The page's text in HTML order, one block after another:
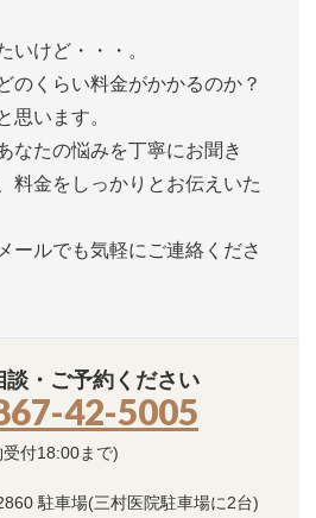
いけど・・・。
のくらい料金がかかるのか？
思います。
なたの悩みを丁寧にお聞き
料金をしっかりとお伝えいた
ールでも気軽にご連絡くださ
談・ご予約ください
42-5005
受付18:00まで)
駐車場(三村医院駐車場に2台)